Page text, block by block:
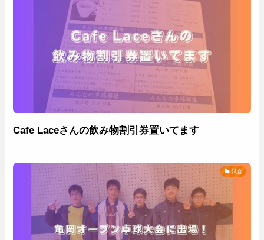
Cafe Laceさんの飲み物割引券置いてます
試合